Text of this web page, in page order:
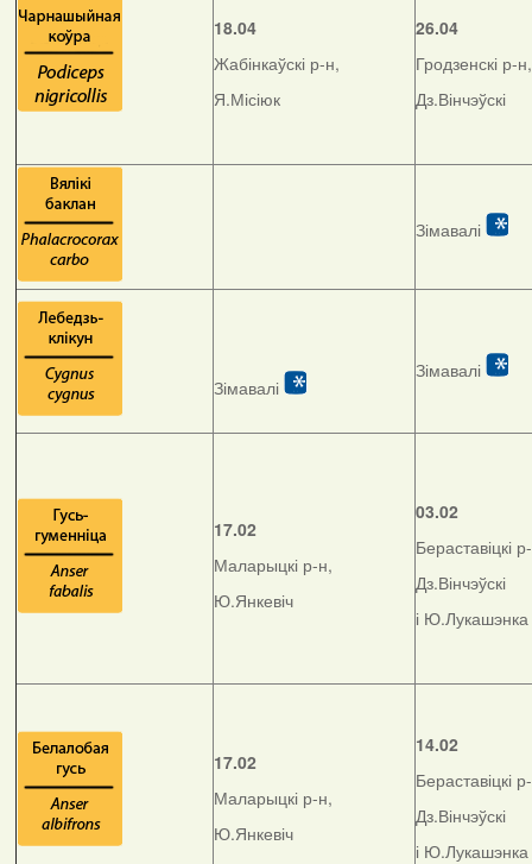
18.04
Жабінкаўскі р-н,
Я.Місіюк
26.04
Гродзенскі р-н,
Дз.Вінчэўскі
Зімавалі
Зімавалі
Зімавалі
17.02
Маларыцкі р-н,
Ю.Янкевіч
03.02
Бераставіцкі
Дз.Вінчэўскі
і Ю.Лукашэнка
17.02
Маларыцкі р-н,
Ю.Янкевіч
14.02
Бераставіцкі
Дз.Вінчэўскі
і Ю.Лукашэнка